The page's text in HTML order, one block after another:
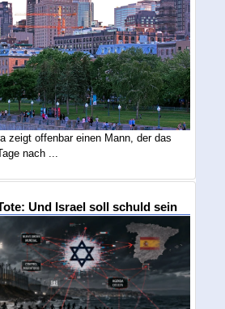
zeigt offenbar einen Mann, der das
nach ...
Und Israel soll schuld sein